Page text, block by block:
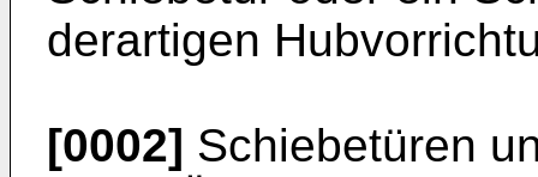
derartigen
[0002] Schiebetüren